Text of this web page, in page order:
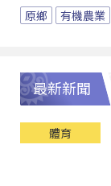
原鄉 有機農業
最新新聞
體育